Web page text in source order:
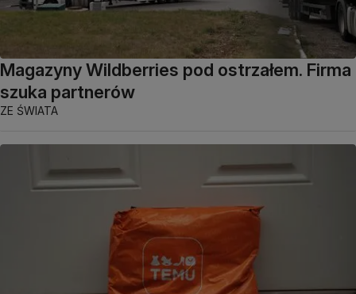
Magazyny Wildberries pod ostrzałem. Firma
szuka partnerów
ZE ŚWIATA